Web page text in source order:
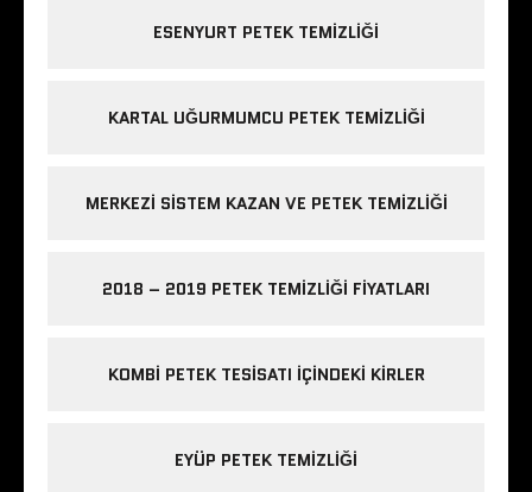
ESENYURT PETEK TEMIZLIĞI
KARTAL UĞURMUMCU PETEK TEMIZLIĞI
MERKEZI SISTEM KAZAN VE PETEK TEMIZLIĞI
2018 – 2019 PETEK TEMIZLIĞI FIYATLARI
KOMBI PETEK TESISATI IÇINDEKI KIRLER
EYÜP PETEK TEMIZLIĞI